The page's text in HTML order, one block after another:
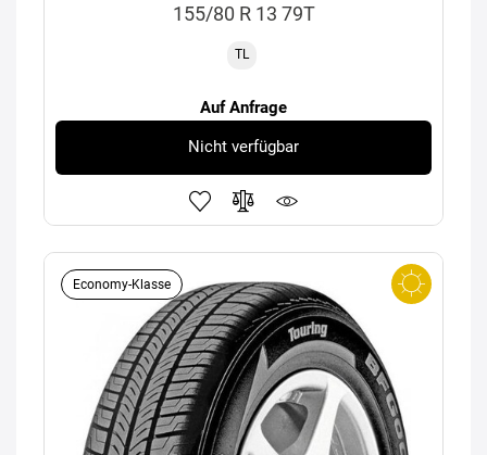
155/80 R 13 79T
TL
Auf Anfrage
Nicht verfügbar
Economy-Klasse